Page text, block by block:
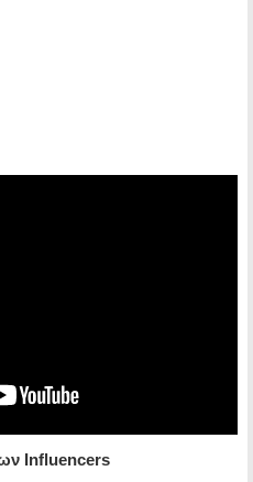
Influencers